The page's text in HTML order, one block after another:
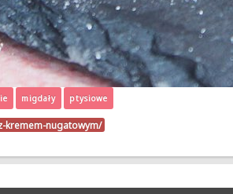
migdały ptysiowe
kremem-nugatowym/